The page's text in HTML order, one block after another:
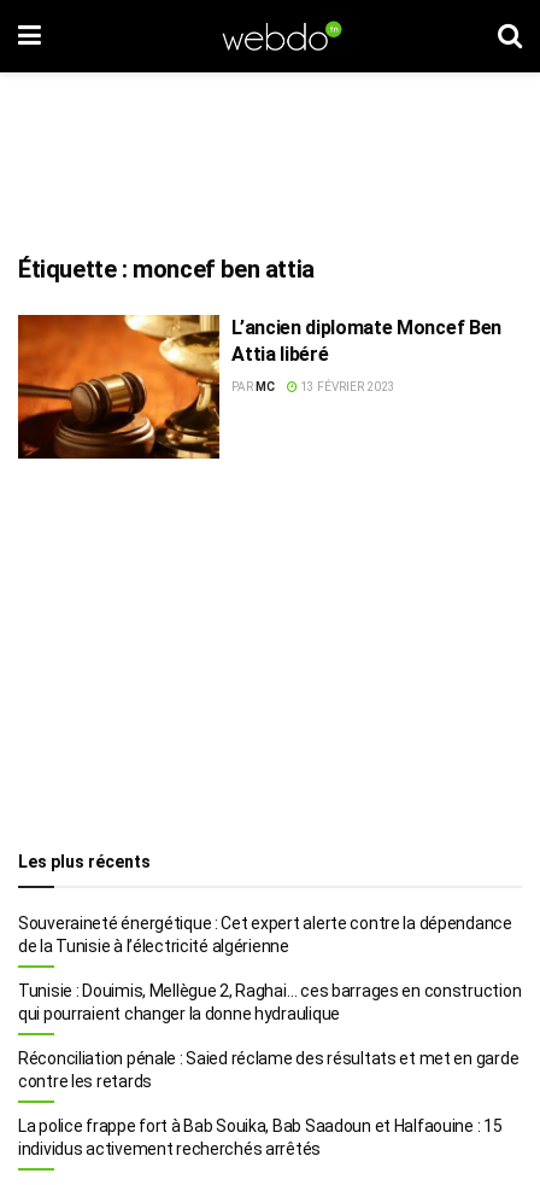
Étiquette : moncef ben attia
L’ancien diplomate Moncef Ben
Attia libéré
PAR MC 13 FÉVRIER 2023
Les plus récents
Souveraineté énergétique : Cet expert alerte contre la dépendance
de la Tunisie à l’électricité algérienne
Tunisie : Douimis, Mellègue 2, Raghai… ces barrages en construction
qui pourraient changer la donne hydraulique
Réconciliation pénale : Saied réclame des résultats et met en garde
contre les retards
La police frappe fort à Bab Souika, Bab Saadoun et Halfaouine : 15
individus activement recherchés arrêtés